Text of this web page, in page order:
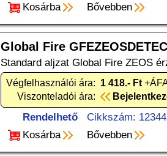
Kosárba
Bővebben
Global Fire
Standard aljzat Global Fire ZEOS
Végfelhasználói ára: 1 418.- Ft
Viszonteladói ára:
Rendelhető
Cikkszám:
Kosárba
Bővebben